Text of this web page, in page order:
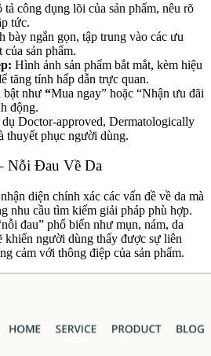
tả công dụng lõi của sản phẩm, nêu rõ
tức.
bày ngắn gọn, tập trung vào các ưu
sản phẩm.
Hình ảnh sản phẩm bắt mắt, kèm hiệu
tăng tính hấp dẫn trực quan.
bật như “Mua ngay” hoặc “Nhận ưu đãi
động.
Doctor-approved, Dermatologically
thuyết phục người dùng.
Nỗi Đau Về Da
diện chính xác các vấn đề về da mà
nhu cầu tìm kiếm giải pháp phù hợp.
đau” phổ biến như mụn, nám, da
khiến người dùng thấy được sự liên
cảm với thông điệp của sản phẩm.